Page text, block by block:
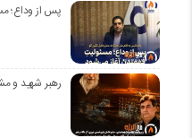
پس از وداع؛
رهبر شهید و